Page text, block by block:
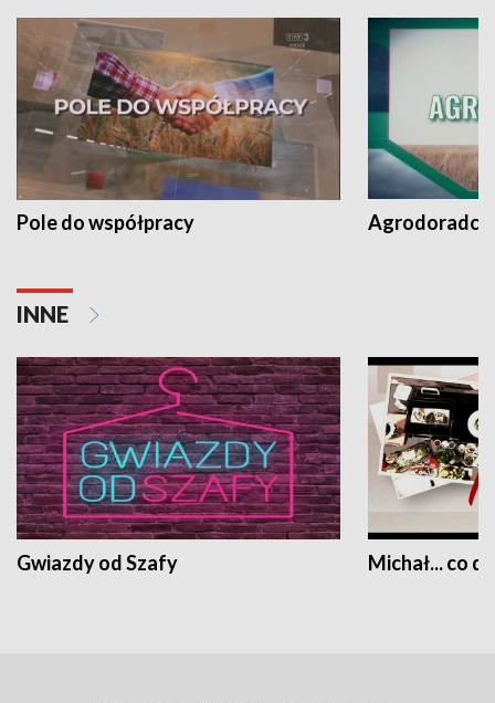
Pole do współpracy Agrodoradcy
INNE
Gwiazdy od Szafy Michał... co